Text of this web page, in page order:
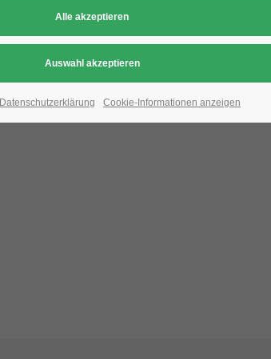
Aufgrund der Datenschutzeinstellungen wird
Datenschutz-Einstellungen , indem
Datenschutzerklärung Cookie-Informationen anzeigen